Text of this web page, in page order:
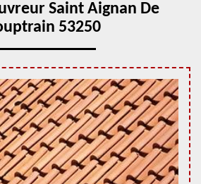
Saint Aignan De
53250